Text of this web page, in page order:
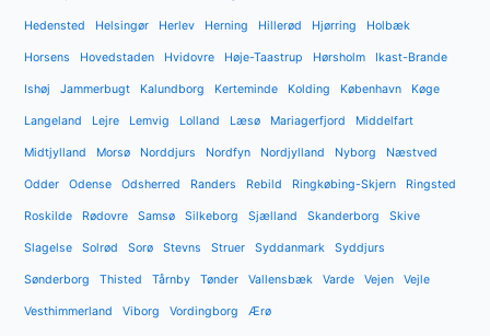
Hedensted Helsingør Herlev Herning Hillerød Hjørring Holbæk
Horsens Hovedstaden Hvidovre Høje-Taastrup Hørsholm Ikast-Brande
Ishøj Jammerbugt Kalundborg Kerteminde Kolding København Køge
Langeland Lejre Lemvig Lolland Læsø Mariagerfjord Middelfart
Midtjylland Morsø Norddjurs Nordfyn Nordjylland Nyborg Næstved
Odder Odense Odsherred Randers Rebild Ringkøbing-Skjern Ringsted
Roskilde Rødovre Samsø Silkeborg Sjælland Skanderborg Skive
Slagelse Solrød Sorø Stevns Struer Syddanmark Syddjurs
Sønderborg Thisted Tårnby Tønder Vallensbæk Varde Vejen Vejle
Vesthimmerland Viborg Vordingborg Ærø